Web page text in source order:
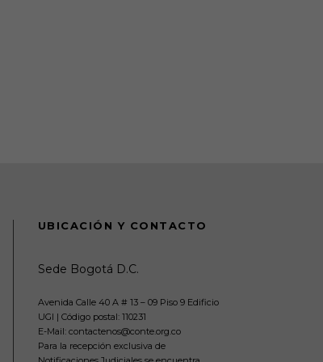
UBICACIÓN Y CONTACTO
Sede Bogotá D.C.
Avenida Calle 40 A # 13 – 09 Piso 9 Edificio
UGI | Código postal: 110231
E-Mail: contactenos@conte.org.co
Para la recepción exclusiva de